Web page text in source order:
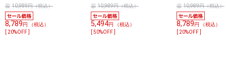
セットアップ着用可
10,989円（税込）
8,789円 （税込）
[ 20%OFF ]
ット 紺 セットアップ着用可
10,989円（税込）
5,494円 （税込）
[ 50%OFF ]
10,989円（税込）
8,789円 （税込）
[ 20%OFF ]